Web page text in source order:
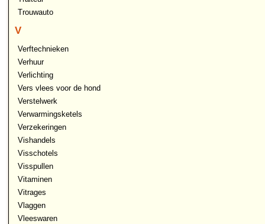
Trouwauto
V
Verftechnieken
Verhuur
Verlichting
Vers vlees voor de hond
Verstelwerk
Verwarmingsketels
Verzekeringen
Vishandels
Visschotels
Visspullen
Vitaminen
Vitrages
Vlaggen
Vleeswaren